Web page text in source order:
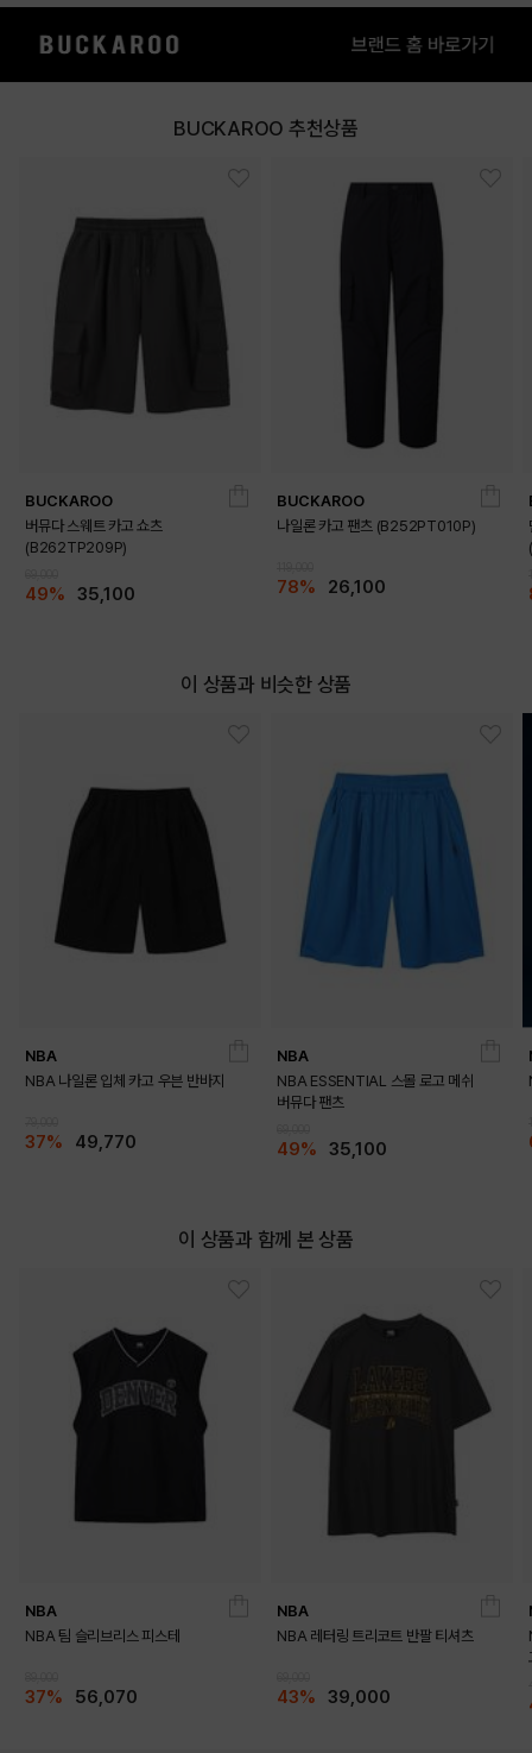
BUCKAROO 추천상품
BUCKAROO
버뮤다 스웨트 카고 쇼츠
(B262TP209P)
49% 35,100
BUCKAROO
나일론 카고 팬츠 (B252PT010P)
78% 26,100
이 상품과 비슷한 상품
NBA
NBA 나일론 입체 카고 우븐 반바지
37% 49,770
NBA
NBA ESSENTIAL 스몰 로고 메쉬
버뮤다 팬츠
49% 35,100
이 상품과 함께 본 상품
NBA
NBA 팀 슬리브리스 피스테
37% 56,070
NBA
NBA 레터링 트리코트 반팔 티셔츠
43% 39,000